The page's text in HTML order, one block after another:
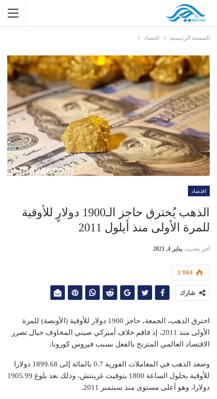
الصفحة الرئيسية اقتصاد
اقتصاد
الذهب يُخترق حاجز الـ1900 دولارٍ للأوقية
للمرة الأولى منذ أيلول 2011
آخر تحديث يناير 4, 2021
1٬064
شارك
اخترق الذهب، الجمعة، حاجز 1900 دولار للأوقية (الأونصة) للمرة
الأولى منذ 2011، إذ فاقم خلاف أميركي صيني المخاوف حيال تضرر
الاقتصاد العالمي المترنح بالفعل بسبب فيروس كورونا.
وصعد الذهب في المعاملات الفورية 0.7 بالمائة إلى 1899.68 دولارا
للأوقية بحلول الساعة 1800 بتوقيت غرينتش، وذلك بعد بلوغ 1905.99
دولارا، وهو أعلى مستوى منذ سبتمبر 2011.